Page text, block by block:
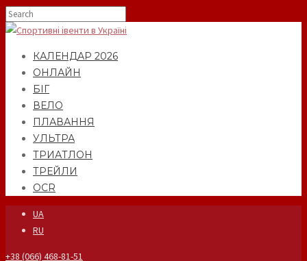
КАЛЕНДАР 2026
ОНЛАЙН
БІГ
ВЕЛО
ПЛАВАННЯ
УЛЬТРА
ТРИАТЛОН
ТРЕЙЛИ
OCR
UA
RU
+38 (066) 468-81-51